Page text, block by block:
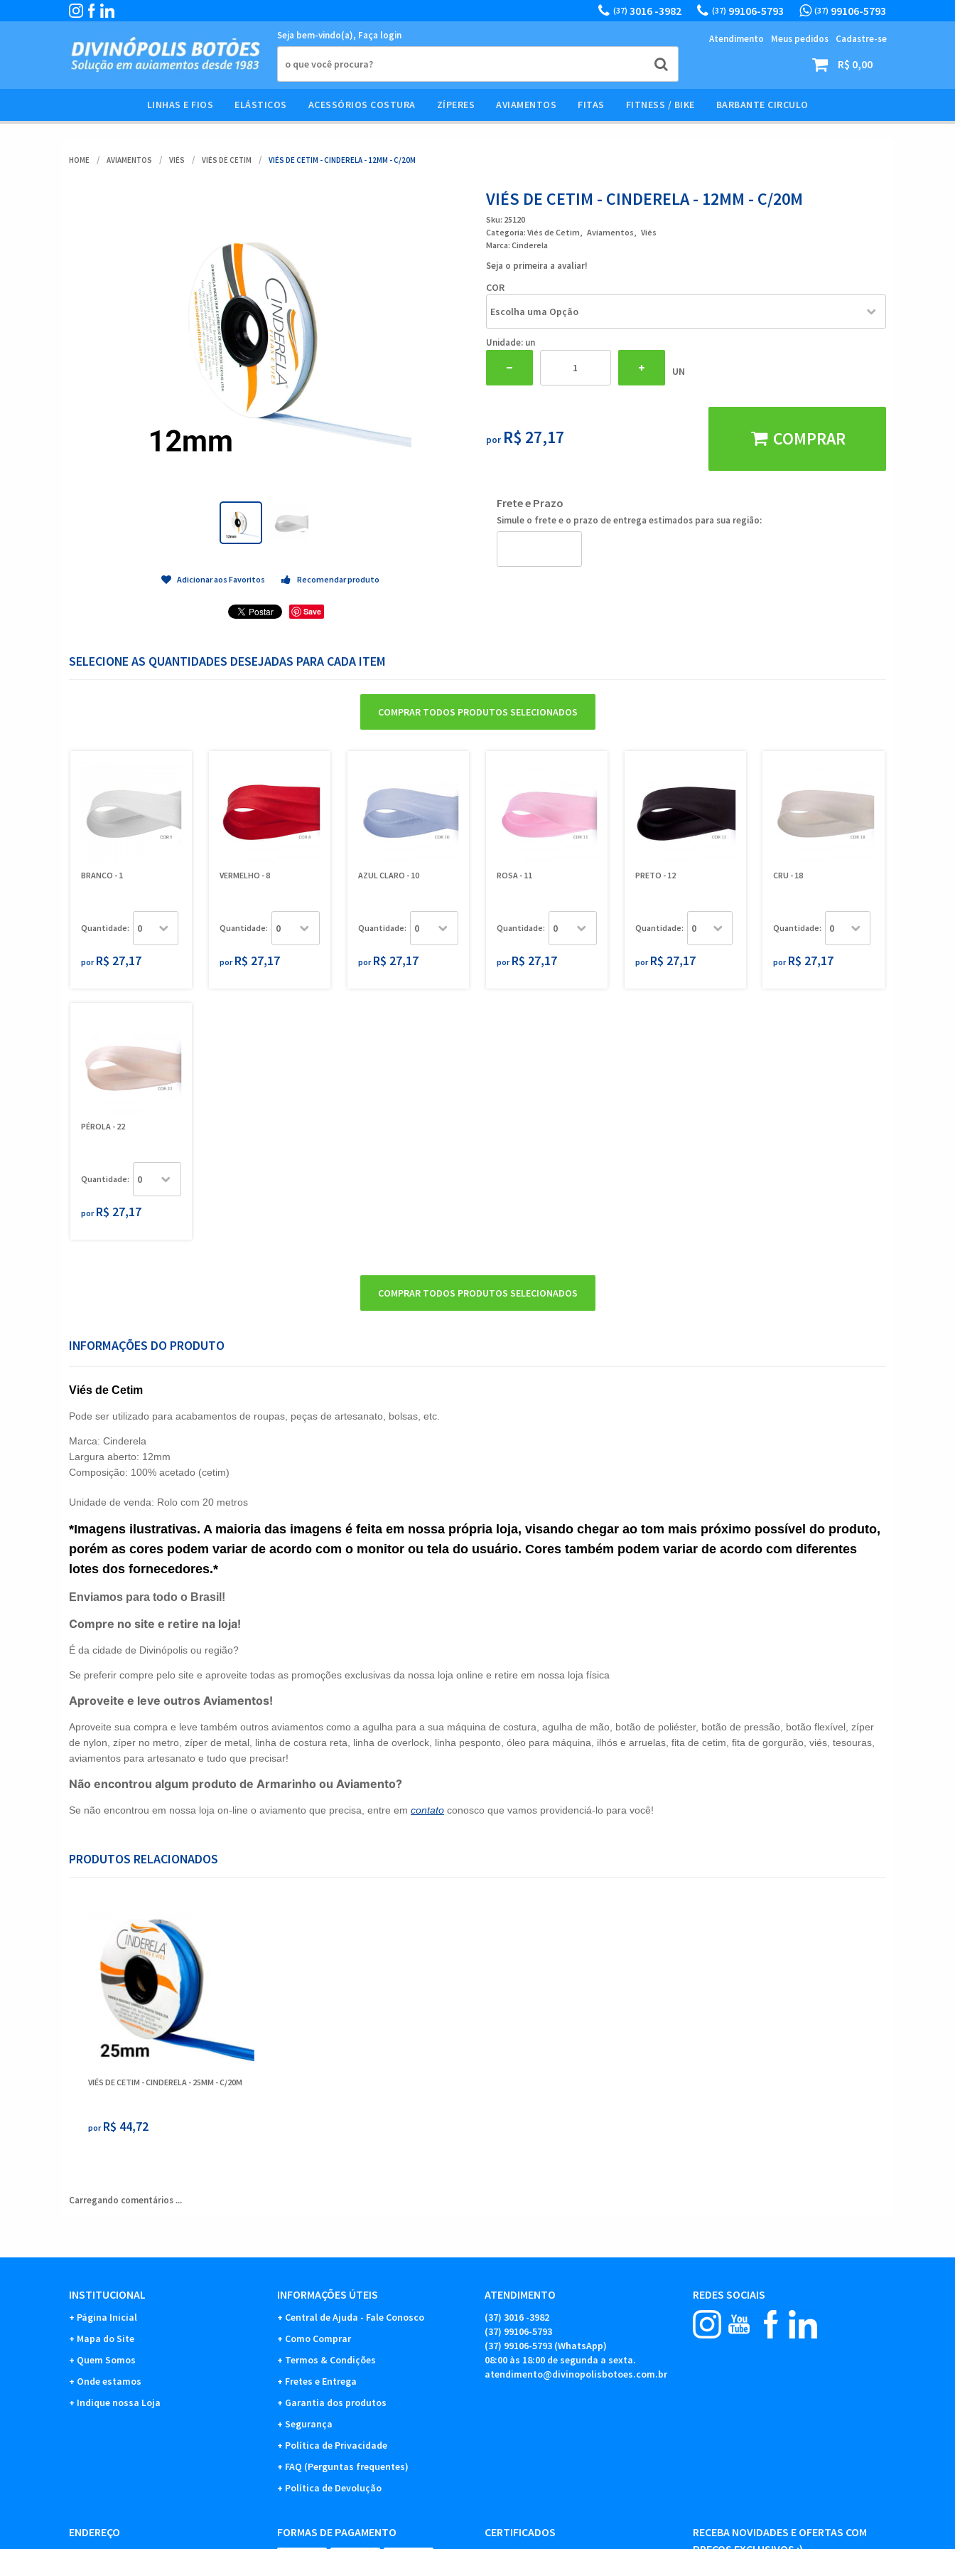
(37) 3016 -3982 (37) 99106-5793 (37) 99106-5793
Seja bem-vindo(a), Faça login Atendimento Meus pedidos Cadastre-se
R$ 0,00
LINHAS E FIOS ELÁSTICOS ACESSÓRIOS COSTURA ZÍPERES AVIAMENTOS FITAS FITNESS / BIKE BARBANTE CIRCULO
HOME AVIAMENTOS VIÉS VIÉS DE CETIM VIÉS DE CETIM - CINDERELA - 12MM - C/20M
Adicionar aos Favoritos Recomendar produto
Save
VIÉS DE CETIM - CINDERELA - 12MM - C/20M
Sku: 25120
Categoria: Viés de Cetim Aviamentos
Viés
Marca: Cinderela
Seja o primeira a avaliar!
COR
Unidade: un
UN
por R$ 27,17 COMPRAR
Frete e Prazo
Simule o frete e o prazo de entrega estimados para sua região:
SELECIONE AS QUANTIDADES DESEJADAS PARA CADA ITEM
COMPRAR TODOS PRODUTOS SELECIONADOS
BRANCO - 1
Quantidade:
por R$ 27,17
VERMELHO - 8
Quantidade:
por R$ 27,17
AZUL CLARO - 10
Quantidade:
por R$ 27,17
ROSA - 11
Quantidade:
por R$ 27,17
PRETO - 12
Quantidade:
por R$ 27,17
CRU - 18
Quantidade:
por R$ 27,17
PÉROLA - 22
Quantidade:
por R$ 27,17
COMPRAR TODOS PRODUTOS SELECIONADOS
INFORMAÇÕES DO PRODUTO
Viés de Cetim
Pode ser utilizado para acabamentos de roupas, peças de artesanato, bolsas, etc.
Marca: Cinderela
Largura aberto: 12mm
Composição: 100% acetado (cetim)
Unidade de venda: Rolo com 20 metros
*Imagens ilustrativas. A maioria das imagens é feita em nossa própria loja, visando chegar ao tom mais próximo possível do produto,
porém as cores podem variar de acordo com o monitor ou tela do usuário. Cores também podem variar de acordo com diferentes
lotes dos fornecedores.*
Enviamos para todo o Brasil!
Compre no site e retire na loja!
É da cidade de Divinópolis ou região?
Se preferir compre pelo site e aproveite todas as promoções exclusivas da nossa loja online e retire em nossa loja física
Aproveite e leve outros Aviamentos!
Aproveite sua compra e leve também outros aviamentos como a agulha para a sua máquina de costura, agulha de mão, botão de poliéster, botão de pressão, botão flexível, zíper
de nylon, zíper no metro, zíper de metal, linha de costura reta, linha de overlock, linha pesponto, óleo para máquina, ilhós e arruelas, fita de cetim, fita de gorgurão, viés, tesouras,
aviamentos para artesanato e tudo que precisar!
Não encontrou algum produto de Armarinho ou Aviamento?
Se não encontrou em nossa loja on-line o aviamento que precisa, entre em contato conosco que vamos providenciá-lo para você!
PRODUTOS RELACIONADOS
VIÉS DE CETIM - CINDERELA - 25MM - C/20M
por R$ 44,72
Carregando comentários ...
INSTITUCIONAL
Página Inicial
Mapa do Site
Quem Somos
Onde estamos
Indique nossa Loja
INFORMAÇÕES ÚTEIS
Central de Ajuda - Fale Conosco
Como Comprar
Termos & Condições
Fretes e Entrega
Garantia dos produtos
Segurança
Política de Privacidade
FAQ (Perguntas frequentes)
Política de Devolução
ATENDIMENTO
(37) 3016 -3982
(37) 99106-5793
(37) 99106-5793 (WhatsApp)
08:00 às 18:00 de segunda a sexta.
atendimento@divinopolisbotoes.com.br
REDES SOCIAIS
ENDEREÇO FORMAS DE PAGAMENTO CERTIFICADOS
RECEBA NOVIDADES E OFERTAS COM